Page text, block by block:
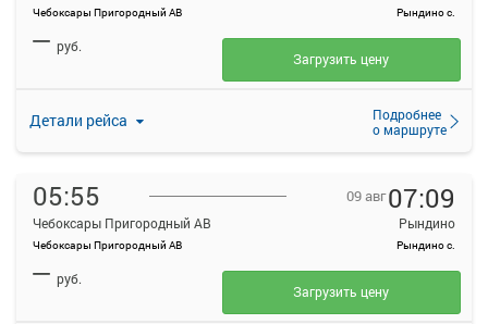
Чебоксары Пригородный АВ Рындино с.
Детали рейса
Подробнее
о маршруте
— руб.
Загрузить цену
05:55
Чебоксары Пригородный АВ
Чебоксары Пригородный АВ
09 авг07:09
Рындино
Рындино с.
— руб.
Загрузить цену